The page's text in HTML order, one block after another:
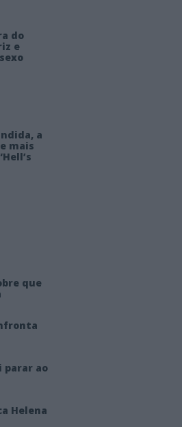
do
e
a
mais
que
parar ao
Helena